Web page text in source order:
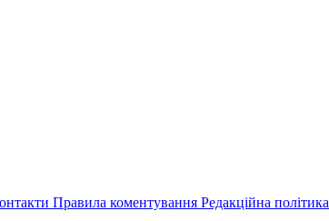
Правила коментування Редакційна політика